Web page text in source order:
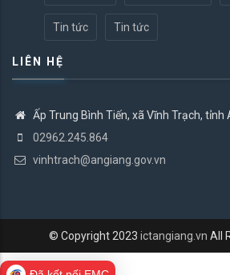
Tin tức Tin tức
LIÊN HỆ
Ấp Trung Bình Tiến, xã Vĩnh Trạch, tỉnh
02962.245.864
vinhtrach@angiang.gov.vn
© Copyright 2023 ictangiang.vn All